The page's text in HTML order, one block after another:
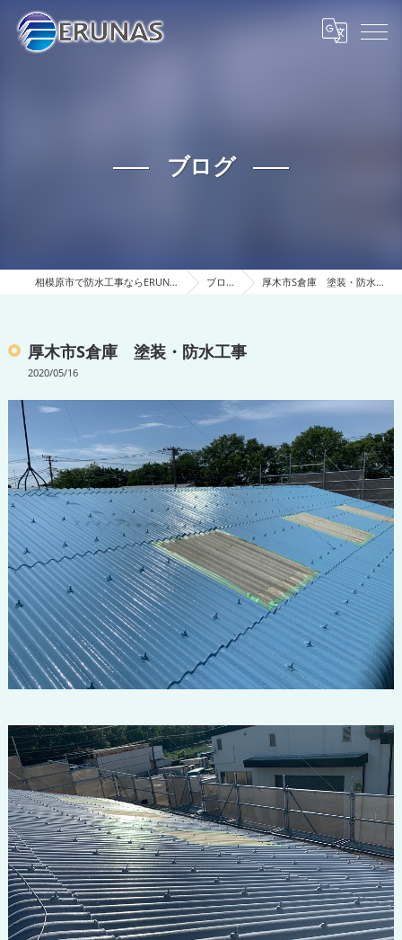
ブログ
相模原市で防水工事ならERUNAS ブログ 厚木市S倉庫 塗装・防水工事
厚木市S倉庫 塗装・防水工事
2020/05/16